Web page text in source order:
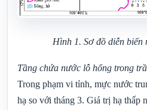
Hình 1. Sơ đồ diễn biến
Tầng chứa nước lỗ hổng trong
Trong phạm vi tỉnh, mực nước
hạ so với tháng 3. Giá trị hạ thấp